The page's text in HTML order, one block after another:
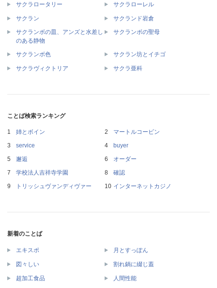
サクラロータリー サクラローレル
サクラン
サクランド岩倉
サクランボの皿、アンズと水差し
のある静物
サクランボの聖母
サクランボ色 サクラン坊とイチゴ
サクラヴィクトリア サクラ亜科
ことば検索ランキング
姉とボイン
マートルコービン
service
buyer
邂逅
オーダー
学校法人吉祥寺学園
確認
トリッシュヴァンディヴァー
インターネットカジノ
新着のことば
エキスポ 月とすっぽん
図々しい 割れ鍋に綴じ蓋
超加工食品 人間性能